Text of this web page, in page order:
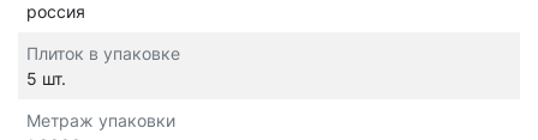
россия
Плиток в упаковке
5 шт.
Метраж упаковки